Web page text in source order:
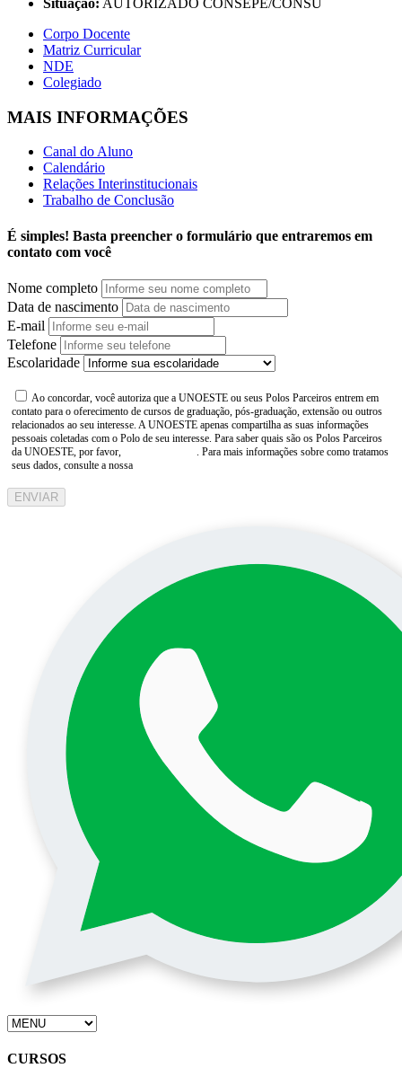
Situação: AUTORIZADO CONSEPE/CONSU
Corpo Docente
Matriz Curricular
NDE
Colegiado
MAIS INFORMAÇÕES
Canal do Aluno
Calendário
Relações Interinstitucionais
Trabalho de Conclusão
É simples! Basta preencher o formulário que entraremos em
contato com você
Nome completo
Data de nascimento
E-mail
Telefone
Escolaridade
Ao concordar, você autoriza que a UNOESTE ou seus Polos Parceiros entrem em
contato para o oferecimento de cursos de graduação, pós-graduação, extensão ou outros
relacionados ao seu interesse. A UNOESTE apenas compartilha as suas informações
pessoais coletadas com o Polo de seu interesse. Para saber quais são os Polos Parceiros
da UNOESTE, por favor,
. Para mais informações sobre como tratamos
seus dados, consulte a nossa
ENVIAR
CURSOS